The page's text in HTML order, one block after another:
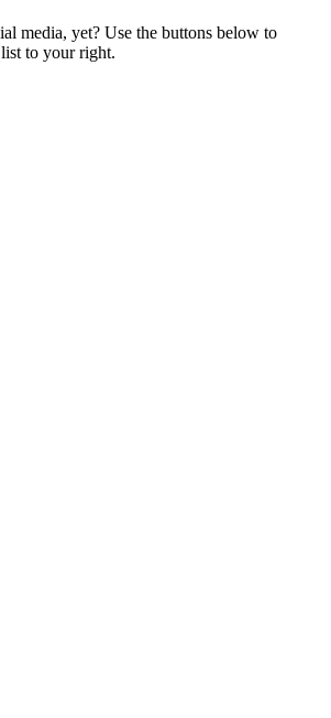
media, yet? Use the buttons below to
to your right.